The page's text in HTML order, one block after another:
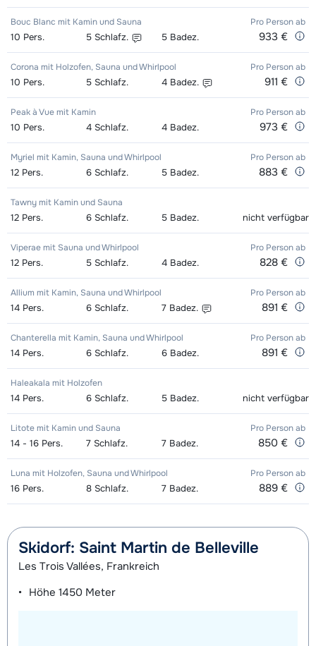
Bouc Blanc mit Kamin und Sauna Pro Personab
10 Pers. 5 Schlafz. 5 Badez. 933 €
Corona mit Holzofen, Sauna und Whirlpool Pro Personab
10 Pers. 5 Schlafz. 4 Badez. 911 €
Peak à Vue mit Kamin Pro Personab
10 Pers. 4 Schlafz. 4 Badez. 973 €
Myriel mit Kamin, Sauna und Whirlpool Pro Personab
12 Pers. 6 Schlafz. 5 Badez. 883 €
Tawny mit Kamin und Sauna
12 Pers. 6 Schlafz. 5 Badez. nicht verfügbar
Viperae mit Sauna und Whirlpool Pro Personab
12 Pers. 5 Schlafz. 4 Badez. 828 €
Allium mit Kamin, Sauna und Whirlpool Pro Personab
14 Pers. 6 Schlafz. 7 Badez. 891 €
Chanterella mit Kamin, Sauna und Whirlpool Pro Personab
14 Pers. 6 Schlafz. 6 Badez. 891 €
Haleakala mit Holzofen
14 Pers. 6 Schlafz. 5 Badez. nicht verfügbar
Litote mit Kamin und Sauna Pro Personab
14 - 16 Pers. 7 Schlafz. 7 Badez. 850 €
Luna mit Holzofen, Sauna und Whirlpool Pro Personab
16 Pers. 8 Schlafz. 7 Badez. 889 €
Skidorf: Saint Martin de Belleville
Les Trois Vallées, Frankreich
Höhe 1450 Meter